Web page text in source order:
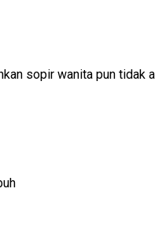
sopir wanita pun tidak